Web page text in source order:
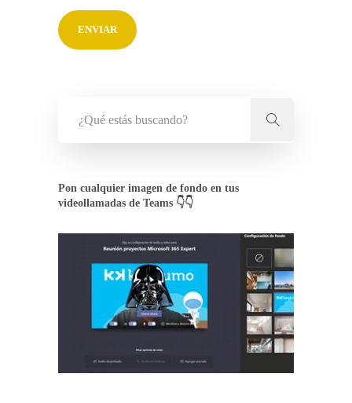
Pon cualquier imagen de fondo en tus
videollamadas de Teams 👇👇